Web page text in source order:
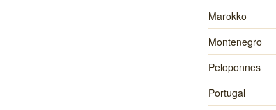
Marokko
Montenegro
Peloponnes
Portugal